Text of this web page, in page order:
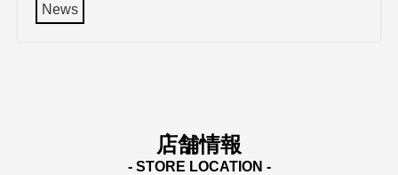
News
店舗情報
- STORE LOCATION -